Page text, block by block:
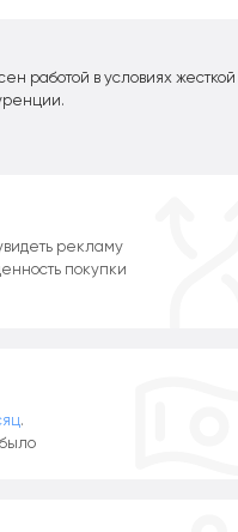
работой в условиях жесткой
рекламу
покупки
.